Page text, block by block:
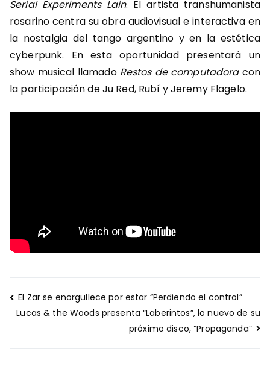
Serial Experiments Lain. El artista transhumanista
rosarino centra su obra audiovisual e interactiva en
la nostalgia del tango argentino y en la estética
cyberpunk. En esta oportunidad presentará un
show musical llamado Restos de computadoracon
la participación de Ju Red, Rubí y Jeremy Flagelo.
Navegación
de
El Zar se enorgullece por estar “Perdiendo el control”
Lucas & the Woods presenta “Laberintos”, lo nuevo de su
próximo disco, “Propaganda”